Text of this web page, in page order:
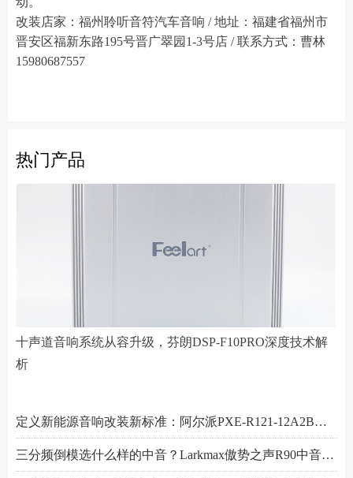
改装店家：福州聆听音符汽车音响 / 地址：福建省福州市
晋安区福新东路195号晋广翠园1-3号店 / 联系方式：曹林
15980687557
热门产品
十声道音响系统从容升级，芬朗DSP-F10PRO深度技术解
析